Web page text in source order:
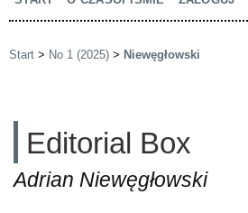
Start > No 1 (2025) > Niewęgłowski
Editorial Box
Adrian Niewęgłowski